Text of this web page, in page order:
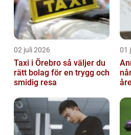
02 juli 2026
Taxi i Örebro så väljer du
rätt bolag för en trygg och
smidig resa
01